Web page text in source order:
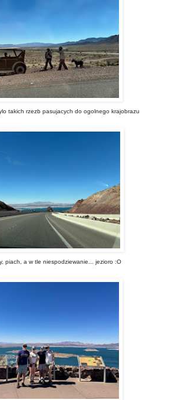
takich rzezb pasujacych do ogolnego krajobrazu
piach, a w tle niespodziewanie... jezioro :O